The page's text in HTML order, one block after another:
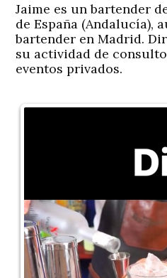
Jaime es un bartender
de España (Andalucía),
bartender en Madrid.
su actividad de
eventos privados.